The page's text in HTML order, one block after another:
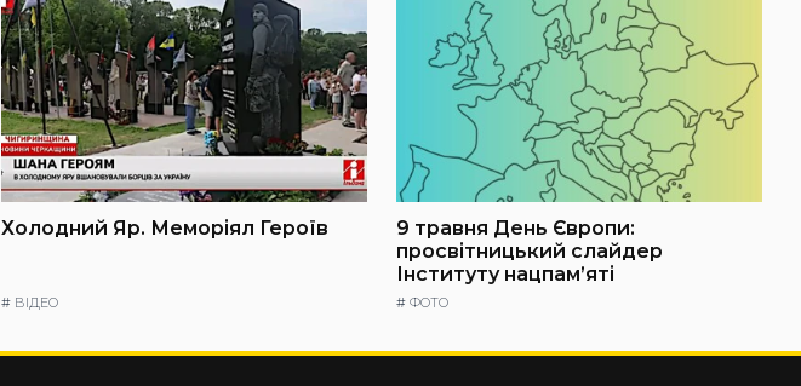
Холодний Яр. Меморіял Героїв
# ВІДЕО
9 травня День Європи:
просвітницький слайдер
Інституту нацпам’яті
# ФОТО